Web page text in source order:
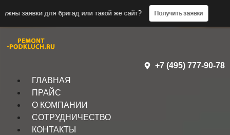
бригад или такой же сайт? Получить заявки
+7 (495) 777-90-78
ГЛАВНАЯ
ПРАЙС
О КОМПАНИИ
СОТРУДНИЧЕСТВО
КОНТАКТЫ